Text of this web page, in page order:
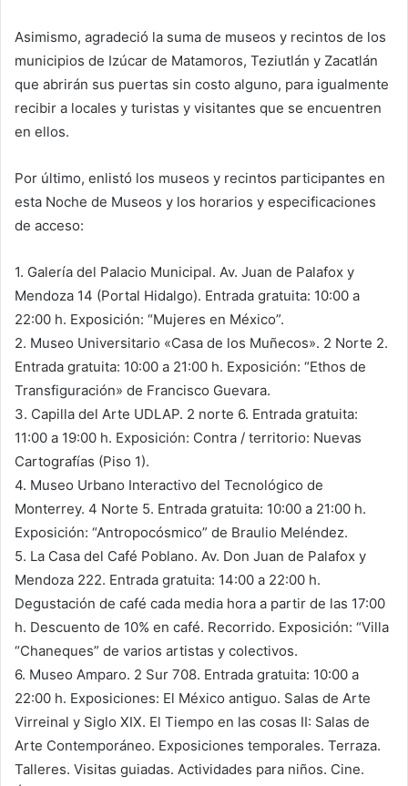
Asimismo, agradeció la suma de museos y recintos de los
municipios de Izúcar de Matamoros, Teziutlán y Zacatlán
que abrirán sus puertas sin costo alguno, para igualmente
recibir a locales y turistas y visitantes que se encuentren
en ellos.
Por último, enlistó los museos y recintos participantes en
esta Noche de Museos y los horarios y especificaciones
de acceso:
1. Galería del Palacio Municipal. Av. Juan de Palafox y
Mendoza 14 (Portal Hidalgo). Entrada gratuita: 10:00 a
22:00 h. Exposición: “Mujeres en México”.
2. Museo Universitario «Casa de los Muñecos». 2 Norte 2.
Entrada gratuita: 10:00 a 21:00 h. Exposición: “Ethos de
Transfiguración» de Francisco Guevara.
3. Capilla del Arte UDLAP. 2 norte 6. Entrada gratuita:
11:00 a 19:00 h. Exposición: Contra / territorio: Nuevas
Cartografías (Piso 1).
4. Museo Urbano Interactivo del Tecnológico de
Monterrey. 4 Norte 5. Entrada gratuita: 10:00 a 21:00 h.
Exposición: “Antropocósmico” de Braulio Meléndez.
5. La Casa del Café Poblano. Av. Don Juan de Palafox y
Mendoza 222. Entrada gratuita: 14:00 a 22:00 h.
Degustación de café cada media hora a partir de las 17:00
h. Descuento de 10% en café. Recorrido. Exposición: “Villa
“Chaneques” de varios artistas y colectivos.
6. Museo Amparo. 2 Sur 708. Entrada gratuita: 10:00 a
22:00 h. Exposiciones: El México antiguo. Salas de Arte
Virreinal y Siglo XIX. El Tiempo en las cosas II: Salas de
Arte Contemporáneo. Exposiciones temporales. Terraza.
Talleres. Visitas guiadas. Actividades para niños. Cine.